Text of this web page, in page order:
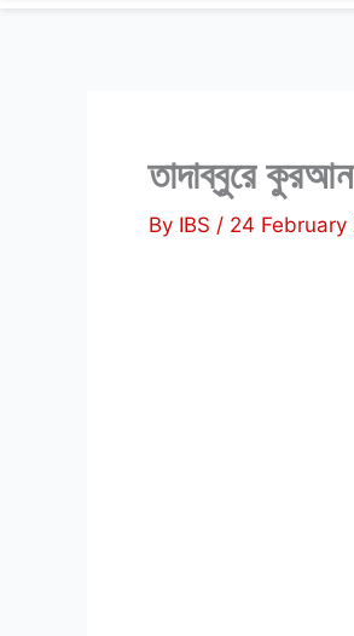
তাদাব্বুরে
By IBS / 24 February